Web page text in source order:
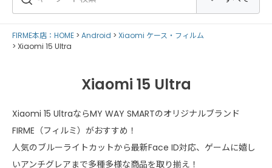
FIRME本店：HOME Android
Xiaomi ケース・フィルム
Xiaomi 15 Ultra
Xiaomi 15 Ultra
Xiaomi 15 UltraならMY WAY SMARTのオリジナルブランド
FIRME（フィルミ）がおすすめ！
人気のブルーライトカットから最新Face ID対応、ゲームに嬉し
いアンチグレアまで多種多様な商品を取り揃え！